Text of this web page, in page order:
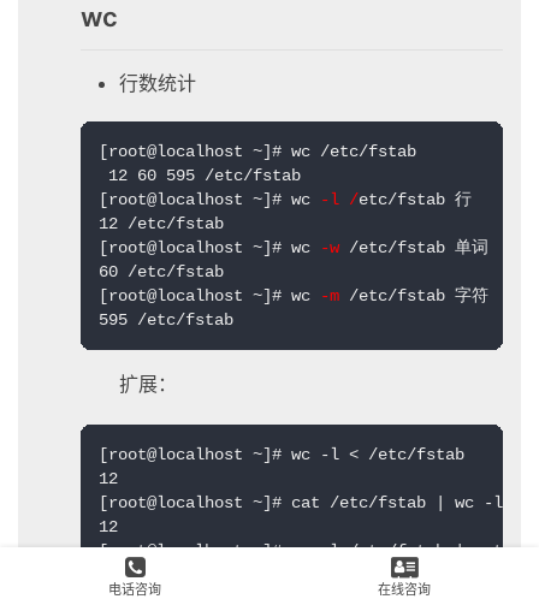
wc
行数统计
[root@localhost ~]# wc /etc/fstab
12 60 595 /etc/fstab
[root@localhost ~]# wc -l /etc/fstab 行
12 /etc/fstab
[root@localhost ~]# wc -w /etc/fstab 单词
60 /etc/fstab
[root@localhost ~]# wc
-m /etc/fstab 字符
595 /etc/fstab
扩展：
[root@localhost ~]# wc -l < /etc/fstab
12
[root@localhost ~]# cat /etc/fstab | wc -l
12
[root@localhost ~]# wc -l /etc/fstab | cut
电话咨询 在线咨询